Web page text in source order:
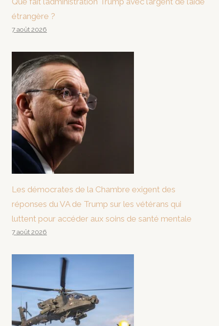
étrangère ?
7 août 2026
Les démocrates de la Chambre exigent des
réponses du VA de Trump sur les vétérans qui
luttent pour accéder aux soins de santé mentale
7 août 2026